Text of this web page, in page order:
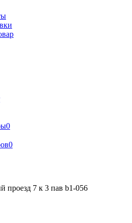
0
0
проезд 7 к 3 пав b1-056